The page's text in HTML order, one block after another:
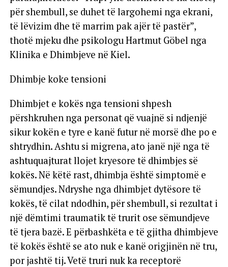
për shembull, se duhet të largohemi nga ekrani,
të lëvizim dhe të marrim pak ajër të pastër”,
thotë mjeku dhe psikologu Hartmut Göbel nga
Klinika e Dhimbjeve në Kiel.
Dhimbje koke tensioni
Dhimbjet e kokës nga tensioni shpesh
përshkruhen nga personat që vuajnë si ndjenjë
sikur kokën e tyre e kanë futur në morsë dhe po e
shtrydhin. Ashtu si migrena, ato janë një nga të
ashtuquajturat llojet kryesore të dhimbjes së
kokës. Në këtë rast, dhimbja është simptomë e
sëmundjes. Ndryshe nga dhimbjet dytësore të
kokës, të cilat ndodhin, për shembull, si rezultat i
një dëmtimi traumatik të trurit ose sëmundjeve
të tjera bazë. E përbashkëta e të gjitha dhimbjeve
të kokës është se ato nuk e kanë origjinën në tru,
por jashtë tij. Vetë truri nuk ka receptorë